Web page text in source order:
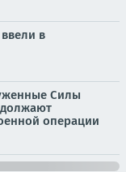
в
Силы
операции